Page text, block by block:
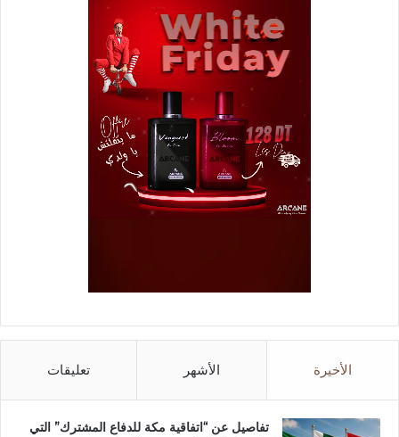
الأخيرة الأشهر تعليقات
تفاصيل عن “اتفاقية مكة للدفاع المشترك” التي